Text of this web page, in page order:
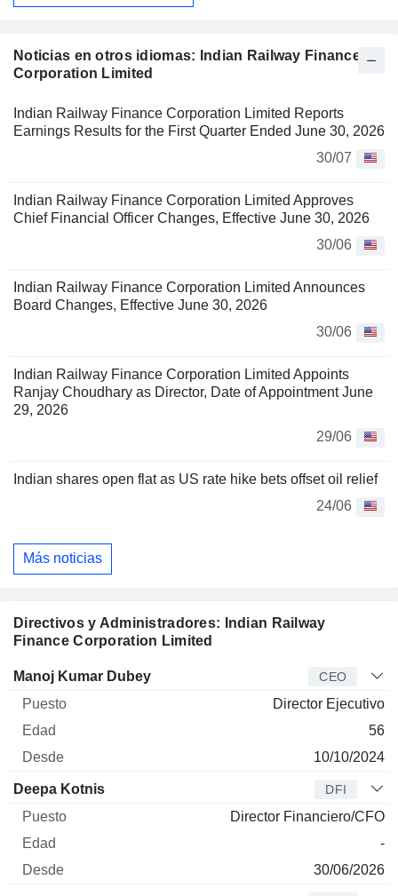
Noticias en otros idiomas: Indian Railway Finance
Corporation Limited
Indian Railway Finance Corporation Limited Reports
Earnings Results for the First Quarter Ended June 30, 2026
30/07
Indian Railway Finance Corporation Limited Approves
Chief Financial Officer Changes, Effective June 30, 2026
30/06
Indian Railway Finance Corporation Limited Announces
Board Changes, Effective June 30, 2026
30/06
Indian Railway Finance Corporation Limited Appoints
Ranjay Choudhary as Director, Date of Appointment June
29, 2026
29/06
Indian shares open flat as US rate hike bets offset oil relief
24/06
Más noticias
Directivos y Administradores: Indian Railway
Finance Corporation Limited
Director Puesto Edad
Manoj Kumar Dubey CEO
Director Ejecutivo
56
10/10/2024
Deepa Kotnis DFI
Director Financiero/CFO
-
30/06/2026